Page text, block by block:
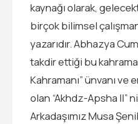
kaynağı olarak,
birçok bilimsel
yazarıdır. Abhazya
takdir ettiği bu
Kahramanı” ünvanı
olan “Akhdz-Apsha II”
Arkadaşımız Musa